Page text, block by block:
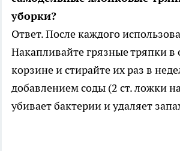
уборки?
Ответ. После каждого
Накапливайте грязные тряпки в
корзине и стирайте их раз в
добавлением соды (2 ст. ложки
убивает бактерии и удаляет